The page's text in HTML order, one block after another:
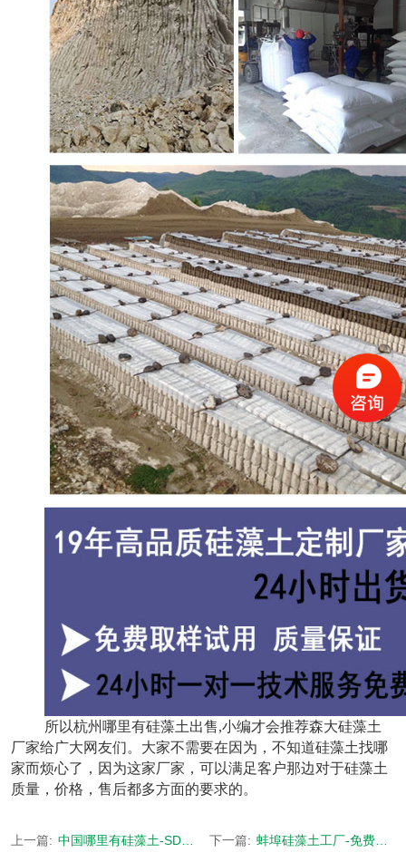
所以杭州哪里有硅藻土出售,小编才会推荐森大硅藻土
厂家给广大网友们。大家不需要在因为，不知道硅藻土找哪
家而烦心了，因为这家厂家，可以满足客户那边对于硅藻土
质量，价格，售后都多方面的要求的。
上一篇: 中国哪里有硅藻土-SD配方 批量定制-[森大硅藻土] 下一篇: 蚌埠硅藻土工厂-免费拿样 源头厂家-[森大硅藻土]